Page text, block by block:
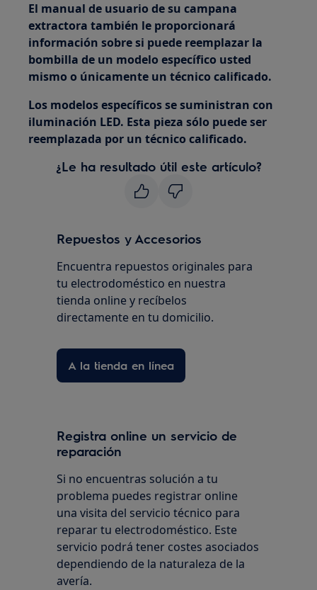
El manual de usuario de su campana
extractora también le proporcionará
información sobre si puede reemplazar la
bombilla de un modelo específico usted
mismo o únicamente un técnico calificado.
Los modelos específicos se suministran con
iluminación LED. Esta pieza sólo puede ser
reemplazada por un técnico calificado.
¿Le ha resultado útil este artículo?
Repuestos y Accesorios
Encuentra repuestos originales para
tu electrodoméstico en nuestra
tienda online y recíbelos
directamente en tu domicilio.
A la tienda en línea
Registra online un servicio de
reparación
Si no encuentras solución a tu
problema puedes registrar online
una visita del servicio técnico para
reparar tu electrodoméstico. Este
servicio podrá tener costes asociados
dependiendo de la naturaleza de la
avería.